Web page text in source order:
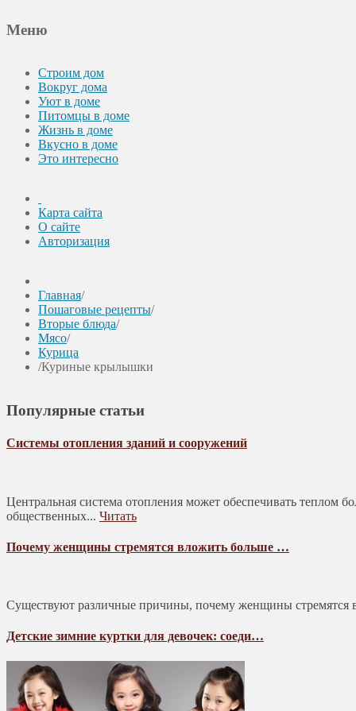
Меню
Строим дом
Вокруг дома
Уют в доме
Питомцы в доме
Жизнь в доме
Вкусно в доме
Это интересно
Карта сайта
О сайте
Авторизация
Главная/
Пошаговые рецепты/
Вторые блюда/
Мясо/
Курица
/Куриные крылышки
Популярные статьи
Системы отопления зданий и сооружений
Центральная система отопления может обеспечивать
общественных... Читать
Почему женщины стремятся вложить больше …
Существуют различные причины, почему женщины
Детские зимние куртки для девочек: соеди…